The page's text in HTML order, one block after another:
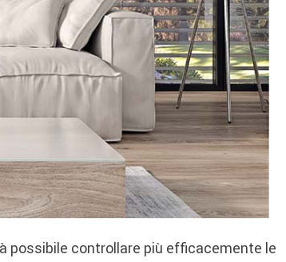
possibile controllare più efficacemente le